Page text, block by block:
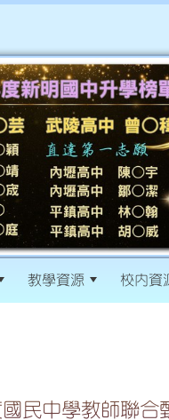
教學資源 校內資
民中學教師聯合